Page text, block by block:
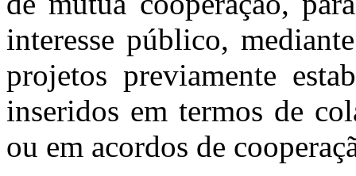
interesse público,
projetos previamente
inseridos em termos de
ou em acordos de